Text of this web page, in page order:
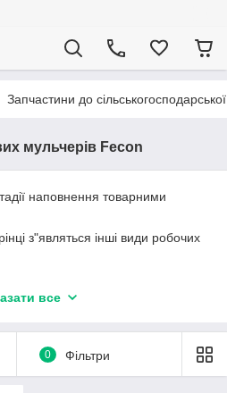
Запчастини до сільськогосподарської
мульчерів Fecon
наповнення товарними
з"являться інші види робочих
можна отримати по
все
0 Фільтри